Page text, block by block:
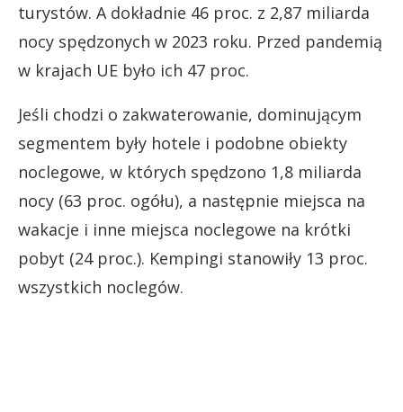
turystów. A dokładnie 46 proc. z 2,87 miliarda
nocy spędzonych w 2023 roku. Przed pandemią
w krajach UE było ich 47 proc.
Jeśli chodzi o zakwaterowanie, dominującym
segmentem były hotele i podobne obiekty
noclegowe, w których spędzono 1,8 miliarda
nocy (63 proc. ogółu), a następnie miejsca na
wakacje i inne miejsca noclegowe na krótki
pobyt (24 proc.). Kempingi stanowiły 13 proc.
wszystkich noclegów.